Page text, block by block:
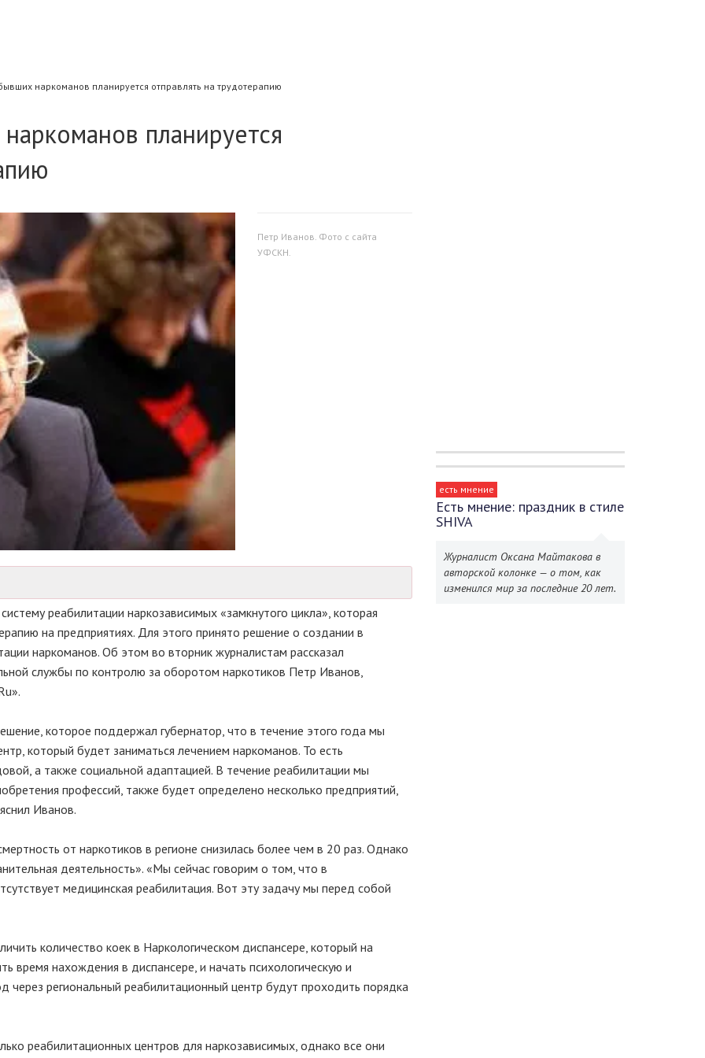
наркоманов планируется отправлять на трудотерапию
планируется
Петр Иванов. Фото с сайта
УФСКН.
реабилитации наркозависимых «замкнутого цикла», которая
на предприятиях. Для этого принято решение о создании в
наркоманов. Об этом во вторник журналистам рассказал
службы по контролю за оборотом наркотиков Петр Иванов,
которое поддержал губернатор, что в течение этого года мы
который будет заниматься лечением наркоманов. То есть
а также социальной адаптацией. В течение реабилитации мы
профессий, также будет определено несколько предприятий,
Иванов.
от наркотиков в регионе снизилась более чем в 20 раз. Однако
деятельность». «Мы сейчас говорим о том, что в
медицинская реабилитация. Вот эту задачу мы перед собой
количество коек в Наркологическом диспансере, который на
время нахождения в диспансере, и начать психологическую и
через региональный реабилитационный центр будут проходить порядка
реабилитационных центров для наркозависимых, однако все они
есть мнение
Есть мнение: праздник в стиле
SHIVA
Журналист Оксана Майтакова в
авторской колонке — о том, как
изменился мир за последние 20 лет.